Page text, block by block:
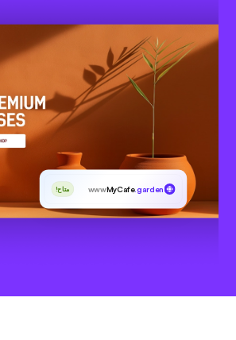
wwwMyCafe.garden متاح!